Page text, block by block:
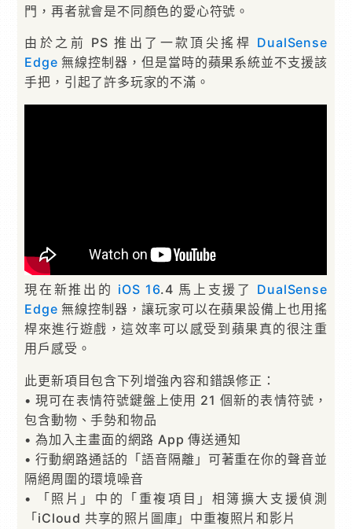
門，再者就會是不同顏色的愛心符號。
由於之前 PS 推出了一款頂尖搖桿 DualSense
Edge 無線控制器，但是當時的蘋果系統並不支援該
手把，引起了許多玩家的不滿。
現在新推出的 iOS 16.4 馬上支援了 DualSense
Edge 無線控制器，讓玩家可以在蘋果設備上也用搖
桿來進行遊戲，這效率可以感受到蘋果真的很注重
用戶感受。
此更新項目包含下列增強內容和錯誤修正：
• 現可在表情符號鍵盤上使用 21 個新的表情符號，
包含動物、手勢和物品
• 為加入主畫面的網路 App 傳送通知
• 行動網路通話的「語音隔離」可著重在你的聲音並
隔絕周圍的環境噪音
• 「照片」中的「重複項目」相簿擴大支援偵測
「iCloud 共享的照片圖庫」中重複照片和影片